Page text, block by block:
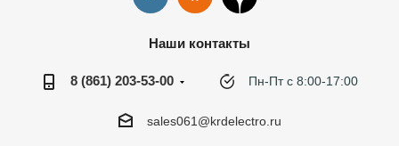
Наши контакты
8 (861) 203-53-00 Пн-Пт с 8:00-17:00
sales061@krdelectro.ru